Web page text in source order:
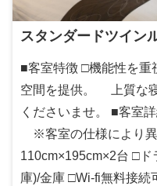
スタンダードツイン
■客室特徴 □機能性を重
空間を提供。 上質な
くださいませ。 ■客室
※客室の仕様により異
110cm×195cm×2台 □
庫)/金庫 □Wi-fi無料接続